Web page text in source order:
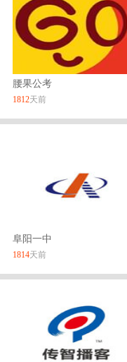
腰果公考
1812天前
阜阳一中
1814天前